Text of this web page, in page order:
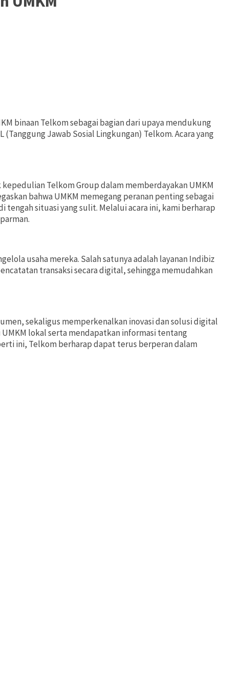
binaan Telkom sebagai bagian dari upaya mendukung
Jawab Sosial Lingkungan) Telkom. Acara yang
Telkom Group dalam memberdayakan UMKM
bahwa UMKM memegang peranan penting sebagai
situasi yang sulit. Melalui acara ini, kami berharap
usaha mereka. Salah satunya adalah layanan Indibiz
transaksi secara digital, sehingga memudahkan
sekaligus memperkenalkan inovasi dan solusi digital
lokal serta mendapatkan informasi tentang
ini, Telkom berharap dapat terus berperan dalam